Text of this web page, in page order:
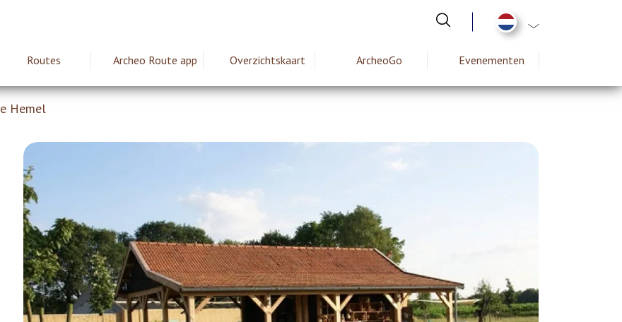
Aanvullende
Routes Archeo Route app Overzichtskaart ArcheoGo Evenementen
Hemel